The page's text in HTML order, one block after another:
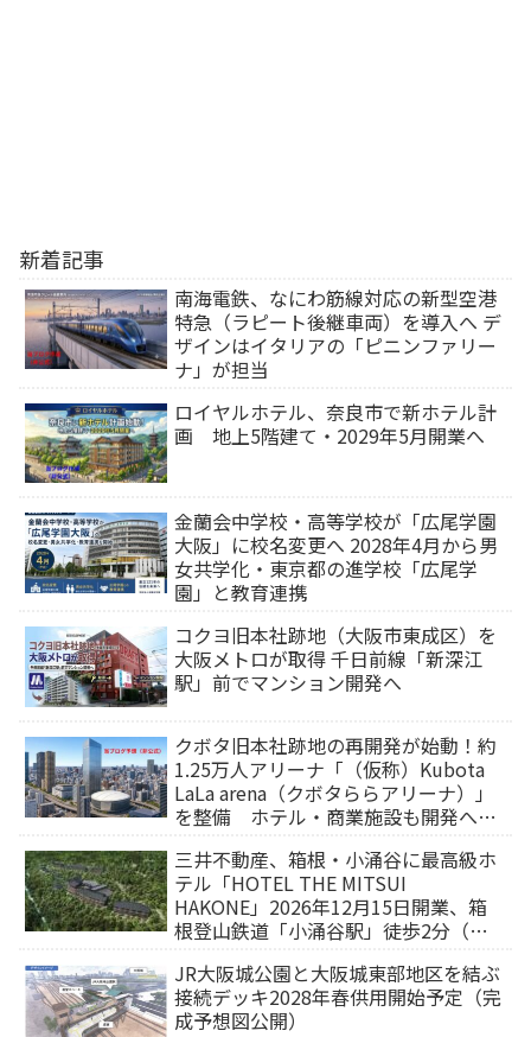
新着記事
南海電鉄、なにわ筋線対応の新型空港
特急（ラピート後継車両）を導入へ デ
ザインはイタリアの「ピニンファリー
ナ」が担当
ロイヤルホテル、奈良市で新ホテル計
画 地上5階建て・2029年5月開業へ
金蘭会中学校・高等学校が「広尾学園
大阪」に校名変更へ 2028年4月から男
女共学化・東京都の進学校「広尾学
園」と教育連携
コクヨ旧本社跡地（大阪市東成区）を
大阪メトロが取得 千日前線「新深江
駅」前でマンション開発へ
クボタ旧本社跡地の再開発が始動！約
1.25万人アリーナ「（仮称）Kubota
LaLa arena（クボタららアリーナ）」
を整備 ホテル・商業施設も開発へ
三井不動産、箱根・小涌谷に最高級ホ
テル「HOTEL THE MITSUI
HAKONE」2026年12月15日開業、箱
根登山鉄道「小涌谷駅」徒歩2分（旅
JR大阪城公園と大阪城東部地区を結ぶ
接続デッキ2028年春供用開始予定（完
成予想図公開）